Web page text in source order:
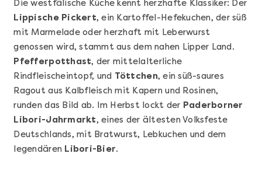
Mehr anzeigen
Geschenkbox 100€
Die westfälische Küche kennt herzhafte Klassiker: Der
Lippische Pickert, ein Kartoffel-Hefekuchen, der süß
mit Marmelade oder herzhaft mit Leberwurst
genossen wird, stammt aus dem nahen Lipper Land.
Pfefferpotthast, der mittelalterliche
Rindfleischeintopf, und Töttchen, ein süß-saures
Ragout aus Kalbfleisch mit Kapern und Rosinen,
runden das Bild ab. Im Herbst lockt der Paderborner
Libori-Jahrmarkt, eines der ältesten Volksfeste
Deutschlands, mit Bratwurst, Lebkuchen und dem
legendären Libori-Bier.